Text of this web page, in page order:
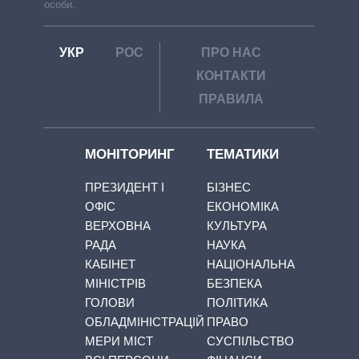
особи.
УКР РОС
ПРО НАС
КОНТАКТИ
ПРАВИЛА
МОНІТОРИНГ
ПРЕЗИДЕНТ І
ОФІС
ВЕРХОВНА
РАДА
КАБІНЕТ
МІНІСТРІВ
ГОЛОВИ
ОБЛАДМІНІСТРАЦІЙ
МЕРИ МІСТ
ТЕМАТИКИ
БІЗНЕС
ЕКОНОМІКА
КУЛЬТУРА
НАУКА
НАЦІОНАЛЬНА
БЕЗПЕКА
ПОЛІТИКА
ПРАВО
СУСПІЛЬСТВО